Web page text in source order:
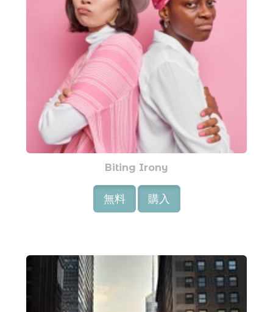
Biting Irony
無料 購入